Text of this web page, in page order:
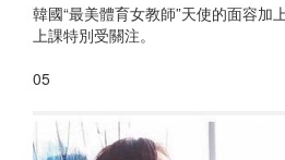
韓國“最美體育女教師”天使的面容加
上課特別受關注。
05